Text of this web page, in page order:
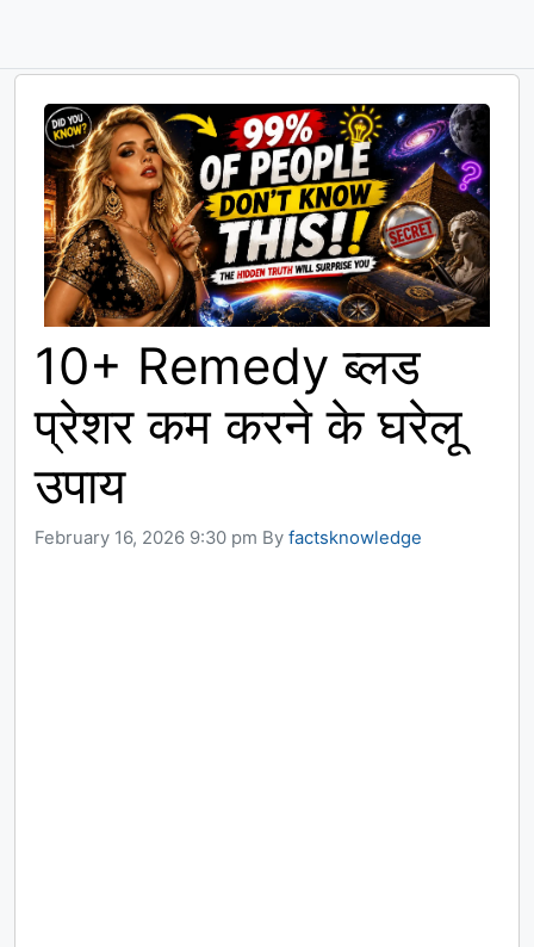
10+ Remedy ब्लड
प्रेशर कम करने के घरेलू
उपाय
February 16, 2026 9:30 pm By factsknowledge